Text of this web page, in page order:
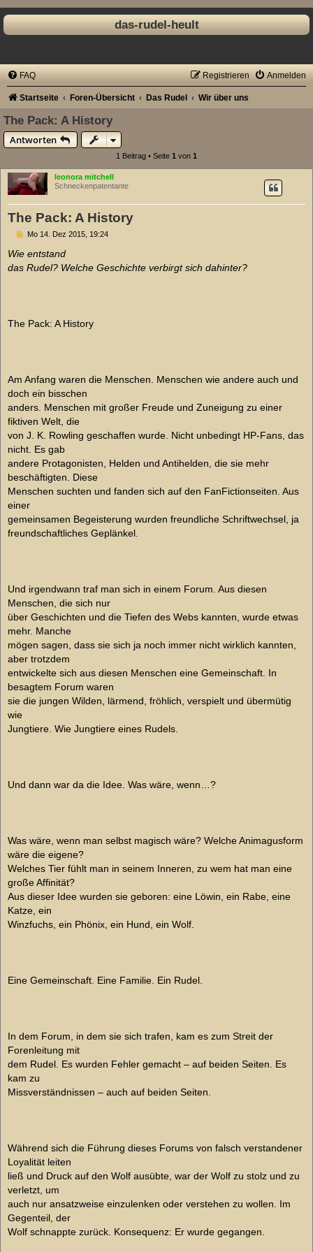
das-rudel-heult
FAQ Anmelden
Registrieren
Startseite Foren-Übersicht Das Rudel Wir über uns
The Pack: A History
Antworten
1 Beitrag • Seite 1 von 1
leonora mitchell
Schneckenpatentante
The Pack: A History
B
r
Mo 14. Dez 2015, 19:24
Wie entstand
das Rudel? Welche Geschichte verbirgt sich dahinter?
The Pack: A History
Am Anfang waren die Menschen. Menschen wie andere auch und
doch ein bisschen
anders. Menschen mit großer Freude und Zuneigung zu einer
fiktiven Welt, die
von J. K. Rowling geschaffen wurde. Nicht unbedingt HP-Fans, das
nicht. Es gab
andere Protagonisten, Helden und Antihelden, die sie mehr
beschäftigten. Diese
Menschen suchten und fanden sich auf den FanFictionseiten. Aus
einer
gemeinsamen Begeisterung wurden freundliche Schriftwechsel, ja
freundschaftliches Geplänkel.
Und irgendwann traf man sich in einem Forum. Aus diesen
Menschen, die sich nur
über Geschichten und die Tiefen des Webs kannten, wurde etwas
mehr. Manche
mögen sagen, dass sie sich ja noch immer nicht wirklich kannten,
aber trotzdem
entwickelte sich aus diesen Menschen eine Gemeinschaft. In
besagtem Forum waren
sie die jungen Wilden, lärmend, fröhlich, verspielt und übermütig
wie
Jungtiere. Wie Jungtiere eines Rudels.
Und dann war da die Idee. Was wäre, wenn…?
Was wäre, wenn man selbst magisch wäre? Welche Animagusform
wäre die eigene?
Welches Tier fühlt man in seinem Inneren, zu wem hat man eine
große Affinität?
Aus dieser Idee wurden sie geboren: eine Löwin, ein Rabe, eine
Katze, ein
Winzfuchs, ein Phönix, ein Hund, ein Wolf.
Eine Gemeinschaft. Eine Familie. Ein Rudel.
In dem Forum, in dem sie sich trafen, kam es zum Streit der
Forenleitung mit
dem Rudel. Es wurden Fehler gemacht – auf beiden Seiten. Es
kam zu
Missverständnissen – auch auf beiden Seiten.
Während sich die Führung dieses Forums von falsch verstandener
Loyalität leiten
ließ und Druck auf den Wolf ausübte, war der Wolf zu stolz und zu
verletzt, um
auch nur ansatzweise einzulenken oder verstehen zu wollen. Im
Gegenteil, der
Wolf schnappte zurück. Konsequenz: Er wurde gegangen.